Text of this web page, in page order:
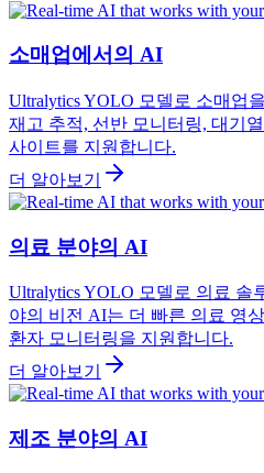
소매업에서의 AI
Ultralytics YOLO 모델로 소매업
재고 추적, 선반 모니터링, 대기
사이트를 지원합니다.
더 알아보기
의료 분야의 AI
Ultralytics YOLO 모델로 의료 솔
야의 비전 AI는 더 빠른 의료 영
환자 모니터링을 지원합니다.
더 알아보기
제조 분야의 AI